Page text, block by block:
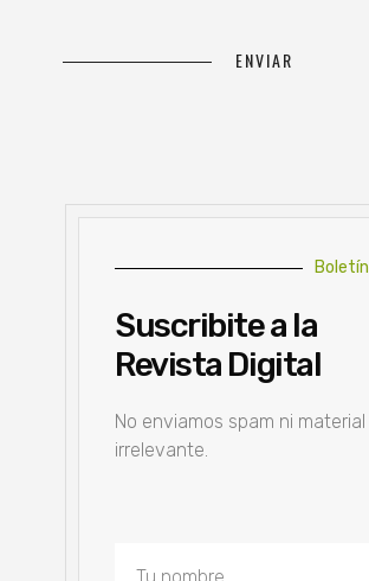
Boletín
Suscribite a la
Revista Digital
No enviamos spam ni material
irrelevante.